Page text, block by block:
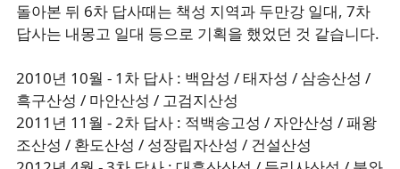
돌아본 뒤 6차 답사때는 책성 지역과 두만강 일대, 7차
답사는 내몽고 일대 등으로 기획을 했었던 것 같습니다.
2010년 10월 - 1차 답사 : 백암성 / 태자성 / 삼송산성 /
흑구산성 / 마안산성 / 고검지산성
2011년 11월 - 2차 답사 : 적백송고성 / 자안산성 / 패왕
조산성 / 환도산성 / 성장립자산성 / 건설산성